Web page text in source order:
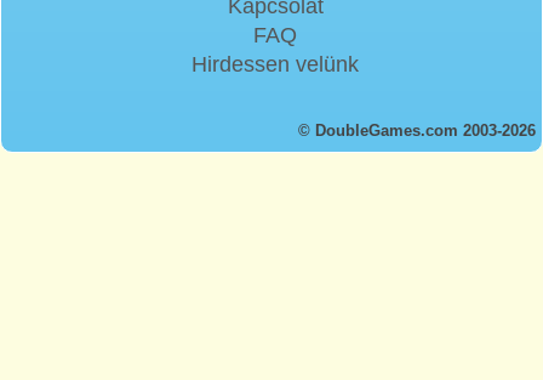
Kapcsolat
FAQ
Hirdessen velünk
© DoubleGames.com 2003-2026